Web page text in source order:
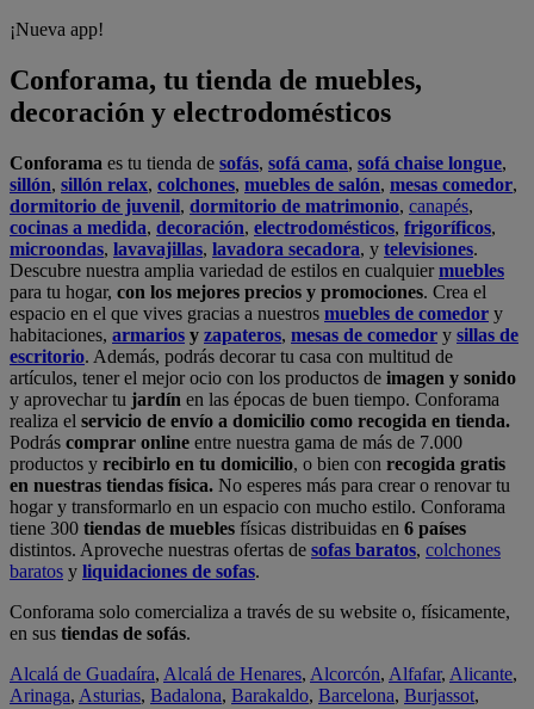
¡Nueva app!
Conforama, tu tienda de muebles,
decoración y electrodomésticos
Conforama es tu tienda de sofás, sofá cama, sofá chaise longue,
sillón, sillón relax, colchones, muebles de salón, mesas comedor,
dormitorio de juvenil, dormitorio de matrimonio, canapés,
cocinas a medida, decoración, electrodomésticos, frigoríficos,
microondas, lavavajillas, lavadora secadora, y televisiones.
Descubre nuestra amplia variedad de estilos en cualquiermuebles
para tu hogar, con los mejores precios y promociones. Crea el
espacio en el que vives gracias a nuestros muebles de comedor y
habitaciones, armarios y zapateros, mesas de comedor y sillas de
escritorio. Además, podrás decorar tu casa con multitud de
artículos, tener el mejor ocio con los productos de imagen y sonido
y aprovechar tu jardín en las épocas de buen tiempo. Conforama
realiza el servicio de envío a domicilio como recogida en tienda.
Podrás comprar online entre nuestra gama de más de 7.000
productos y recibirlo en tu domicilio, o bien con recogida gratis
en nuestras tiendas física. No esperes más para crear o renovar tu
hogar y transformarlo en un espacio con mucho estilo. Conforama
tiene 300 tiendas de muebles físicas distribuidas en 6 países
distintos. Aproveche nuestras ofertas de sofas baratos, colchones
baratos y liquidaciones de sofas.
Conforama solo comercializa a través de su website o, físicamente,
en sus tiendas de sofás.
Alcalá de Guadaíra, Alcalá de Henares, Alcorcón, Alfafar, Alicante,
Arinaga, Asturias, Badalona, Barakaldo, Barcelona, Burjassot,